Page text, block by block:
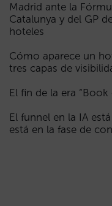
Madrid ante la
Catalunya y del GP
hoteles
Cómo aparece un
tres capas de
El fin de la era
El funnel en la IA
está en la fase de